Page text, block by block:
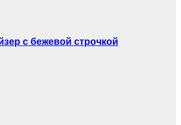
с бежевой строчкой